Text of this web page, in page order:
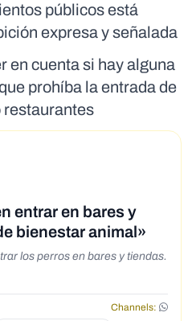
públicos está
expresa y señalada
en cuenta si hay alguna
prohíba la entrada de
restaurantes
entrar en bares y
bienestar animal»
los perros en bares y tiendas.
Channels: